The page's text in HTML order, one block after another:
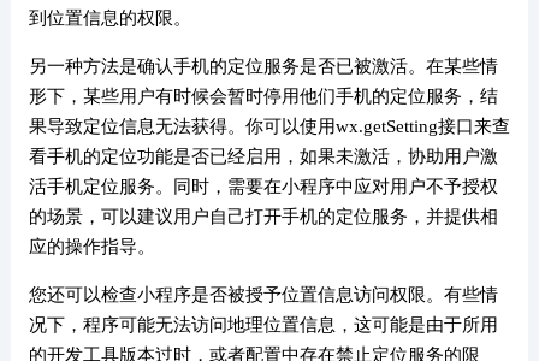
到位置信息的权限。
另一种方法是确认手机的定位服务是否已被激活。在某些情
形下，某些用户有时候会暂时停用他们手机的定位服务，结
果导致定位信息无法获得。你可以使用wx.getSetting接口来查
看手机的定位功能是否已经启用，如果未激活，协助用户激
活手机定位服务。同时，需要在小程序中应对用户不予授权
的场景，可以建议用户自己打开手机的定位服务，并提供相
应的操作指导。
您还可以检查小程序是否被授予位置信息访问权限。有些情
况下，程序可能无法访问地理位置信息，这可能是由于所用
的开发工具版本过时，或者配置中存在禁止定位服务的限